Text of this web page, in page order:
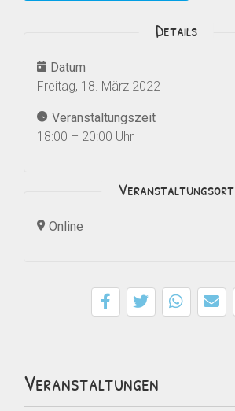
Details
Datum
Freitag, 18. März 2022
Veranstaltungszeit
18:00 – 20:00 Uhr
Veranstaltungsort
Online
Veranstaltungen